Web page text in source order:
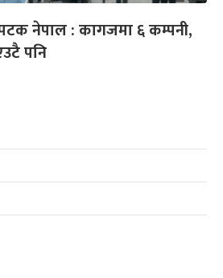
नेपाल : कागजमा ६ कम्पनी,
पनि